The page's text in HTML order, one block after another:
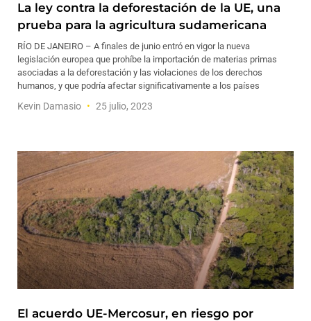
La ley contra la deforestación de la UE, una
prueba para la agricultura sudamericana
RÍO DE JANEIRO – A finales de junio entró en vigor la nueva
legislación europea que prohíbe la importación de materias primas
asociadas a la deforestación y las violaciones de los derechos
humanos, y que podría afectar significativamente a los países
Kevin Damasio 25 julio, 2023
El acuerdo UE-Mercosur, en riesgo por